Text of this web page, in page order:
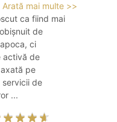
Arată mai multe >>
ca fiind mai
de
ci
activă de
pe
servicii de
...